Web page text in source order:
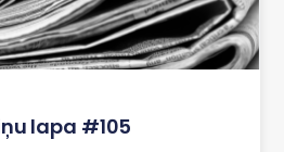
lapa #105